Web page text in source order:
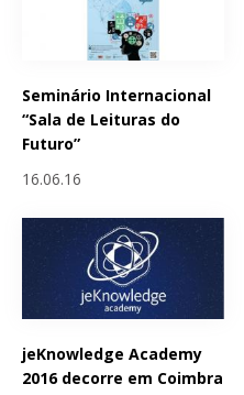
Seminário Internacional
“Sala de Leituras do
Futuro”
16.06.16
jeKnowledge Academy
2016 decorre em Coimbra